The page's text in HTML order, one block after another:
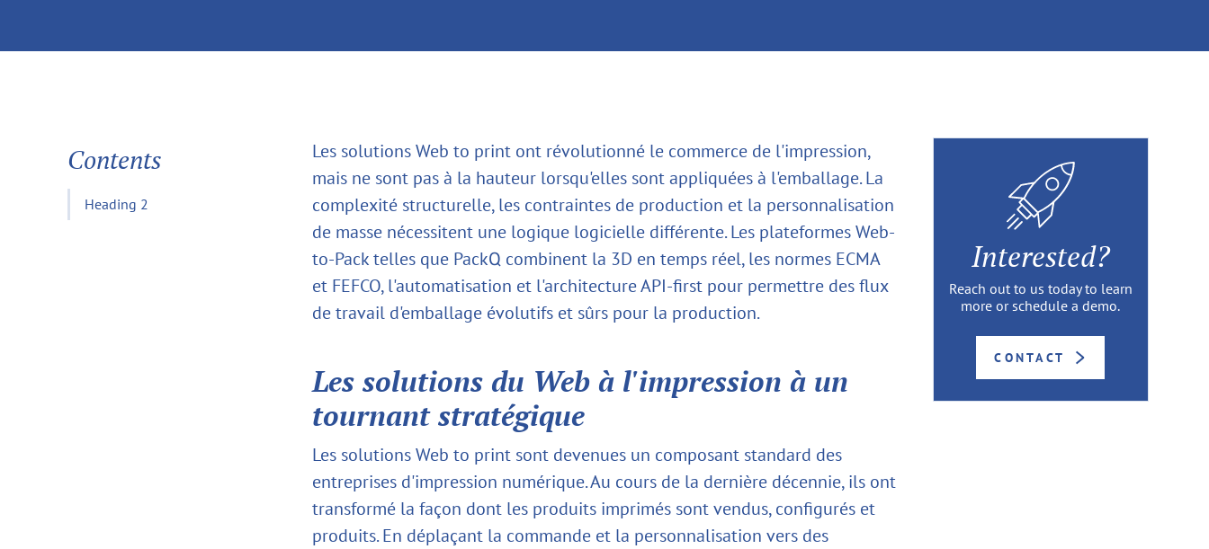
Contents
Heading 2
Les solutions Web to print ont révolutionné le commerce de l'impression,
mais ne sont pas à la hauteur lorsqu'elles sont appliquées à l'emballage. La
complexité structurelle, les contraintes de production et la personnalisation
de masse nécessitent une logique logicielle différente. Les plateformes Web-
to-Pack telles que PackQ combinent la 3D en temps réel, les normes ECMA
et FEFCO, l'automatisation et l'architecture API-first pour permettre des flux
de travail d'emballage évolutifs et sûrs pour la production.
Les solutions du Web à l'impression à un
tournant stratégique
Les solutions Web to print sont devenues un composant standard des
entreprises d'impression numérique. Au cours de la dernière décennie, ils ont
transformé la façon dont les produits imprimés sont vendus, configurés et
produits. En déplaçant la commande et la personnalisation vers des
Interested?
Reach out to us today to learn
more or schedule a demo.
CONTACT